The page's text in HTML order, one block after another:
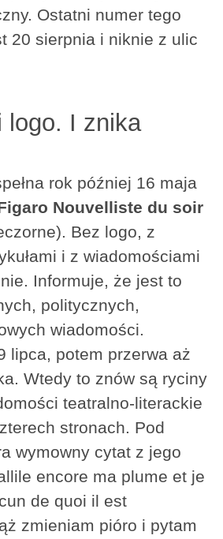
Ostatni numer tego
20 sierpnia i niknie z ulic
logo. I znika
rok później 16 maja
Nouvelliste du soir
Bez logo, z
i z wiadomościami
Informuje, że jest to
politycznych,
wiadomości.
lipca, potem przerwa aż
Wtedy to znów są ryciny
teatralno-literackie
stronach. Pod
wymowny cytat z jego
encore ma plume et je
de quoi il est
zmieniam pióro i pytam